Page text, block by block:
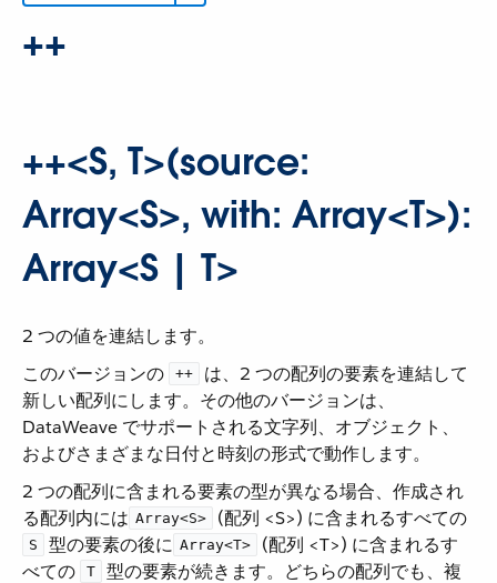
++
++<S, T>(source:
Array<S>, with: Array<T>):
Array<S | T>
2 つの値を連結します。
このバージョンの ​
++
​ は、2 つの配列の要素を連結して
新しい配列にします。その他のバージョンは、
DataWeave でサポートされる文字列、オブジェクト、
およびさまざまな日付と時刻の形式で動作します。
2 つの配列に含まれる要素の型が異なる場合、作成され
る配列内には ​ Array<S> ​ (配列 <S>) に含まれるすべての ​
S ​ 型の要素の後に ​ Array<T>
​ (配列 <T>) に含まれるす
べての ​
T ​ 型の要素が続きます。どちらの配列でも、複